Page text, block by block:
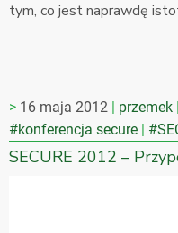
tym, co jest naprawdę
16 maja 2012 przemek
#konferencja secure
SECURE 2012 –